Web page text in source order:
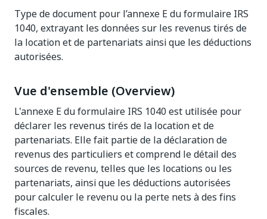
Type de document pour l’annexe E du formulaire IRS
1040, extrayant les données sur les revenus tirés de
la location et de partenariats ainsi que les déductions
autorisées.
Vue d'ensemble (Overview)
L'annexe E du formulaire IRS 1040 est utilisée pour
déclarer les revenus tirés de la location et de
partenariats. Elle fait partie de la déclaration de
revenus des particuliers et comprend le détail des
sources de revenu, telles que les locations ou les
partenariats, ainsi que les déductions autorisées
pour calculer le revenu ou la perte nets à des fins
fiscales.